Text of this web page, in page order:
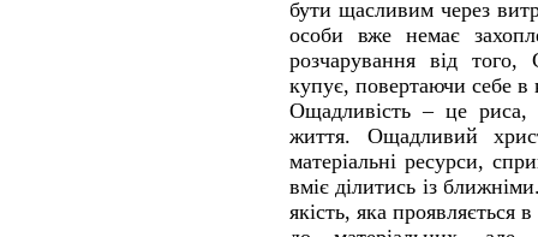
бути щасливим через
особи вже немає
розчарування від
купує, повертаючи себе в
Ощадливість – це риса,
життя. Ощадливий
матеріальні ресурси,
вміє ділитись із
якість, яка проявляється